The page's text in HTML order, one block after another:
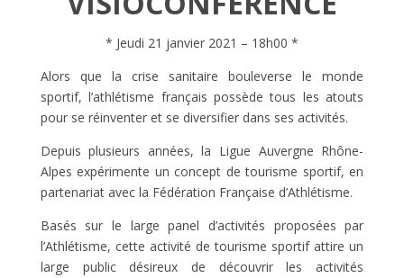
* Jeudi 21 janvier 2021 – 18h00 *
Alors que la crise sanitaire bouleverse le monde
sportif, l’athlétisme français possède tous les atouts
pour se réinventer et se diversifier dans ses activités.
Depuis plusieurs années, la Ligue Auvergne Rhône-
Alpes expérimente un concept de tourisme sportif, en
partenariat avec la Fédération Française d’Athlétisme.
Basés sur le large panel d’activités proposées par
l’Athlétisme, cette activité de tourisme sportif attire un
large public désireux de découvrir les activités